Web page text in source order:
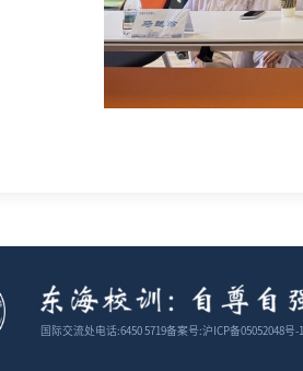
国际交流处电话:6450 5719备案号:沪ICP备05052048号-1